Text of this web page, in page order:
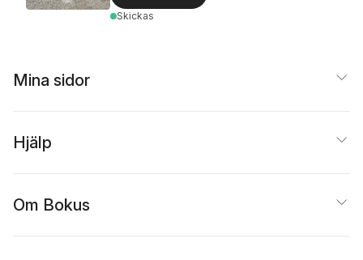
Skickas
Mina sidor
Hjälp
Om Bokus